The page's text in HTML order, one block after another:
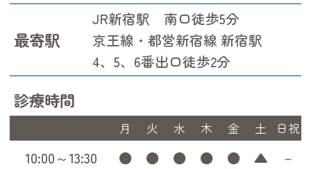
最寄駅
JR新宿駅 南口徒歩5分
京王線・都営新宿線 新宿駅
4、5、6番出口徒歩2分
診療時間
月 火 水 木 金 土 日祝
10:00～13:30 ● ● ● ● ● ▲
－